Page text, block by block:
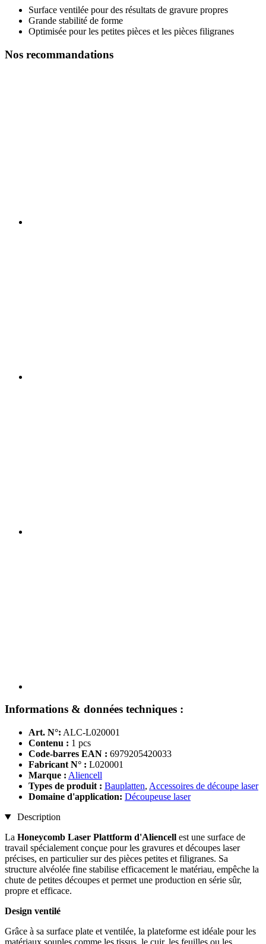
Surface ventilée pour des résultats de gravure propres
Grande stabilité de forme
Optimisée pour les petites pièces et les pièces filigranes
Nos recommandations
Informations & données techniques :
Art. N°: ALC-L020001
Contenu : 1 pcs
Code-barres EAN : 6979205420033
Fabricant N° : L020001
Marque : Aliencell
Types de produit : Bauplatten, Accessoires de découpe laser
Domaine d'application: Découpeuse laser
Description
La Honeycomb Laser Plattform d'Aliencell est une surface de
travail spécialement conçue pour les gravures et découpes laser
précises, en particulier sur des pièces petites et filigranes. Sa
structure alvéolée fine stabilise efficacement le matériau, empêche la
chute de petites découpes et permet une production en série sûr,
propre et efficace.
Design ventilé
Grâce à sa surface plate et ventilée, la plateforme est idéale pour les
matériaux souples comme les tissus, le cuir, les feuilles ou les